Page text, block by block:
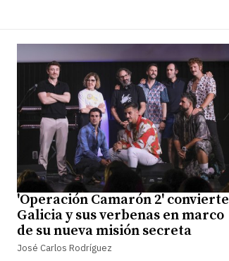
'Operación Camarón 2' convierte
Galicia y sus verbenas en marco
de su nueva misión secreta
José Carlos Rodríguez